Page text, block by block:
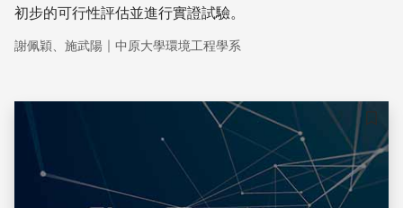
初步的可行性評估並進行實證試驗。
謝佩穎、施武陽 ｜ 中原大學環境工程學系
儲存